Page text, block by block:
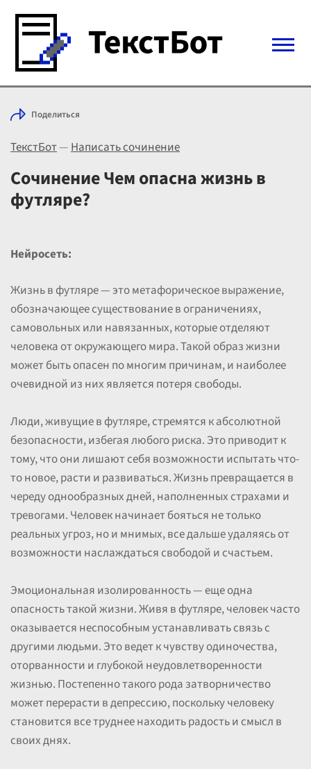
Войти с Telegram
Выбрать режим
Цены
Поделиться
ТекстБот—Написать сочинение
Сочинение Чем опасна жизнь в
футляре?
Нейросеть:
Жизнь в футляре — это метафорическое выражение,
обозначающее существование в ограничениях,
самовольных или навязанных, которые отделяют
человека от окружающего мира. Такой образ жизни
может быть опасен по многим причинам, и наиболее
очевидной из них является потеря свободы.
Люди, живущие в футляре, стремятся к абсолютной
безопасности, избегая любого риска. Это приводит к
тому, что они лишают себя возможности испытать что-
то новое, расти и развиваться. Жизнь превращается в
череду однообразных дней, наполненных страхами и
тревогами. Человек начинает бояться не только
реальных угроз, но и мнимых, все дальше удаляясь от
возможности наслаждаться свободой и счастьем.
Эмоциональная изолированность — еще одна
опасность такой жизни. Живя в футляре, человек часто
оказывается неспособным устанавливать связь с
другими людьми. Это ведет к чувству одиночества,
оторванности и глубокой неудовлетворенности
жизнью. Постепенно такого рода затворничество
может перерасти в депрессию, поскольку человеку
становится все труднее находить радость и смысл в
своих днях.